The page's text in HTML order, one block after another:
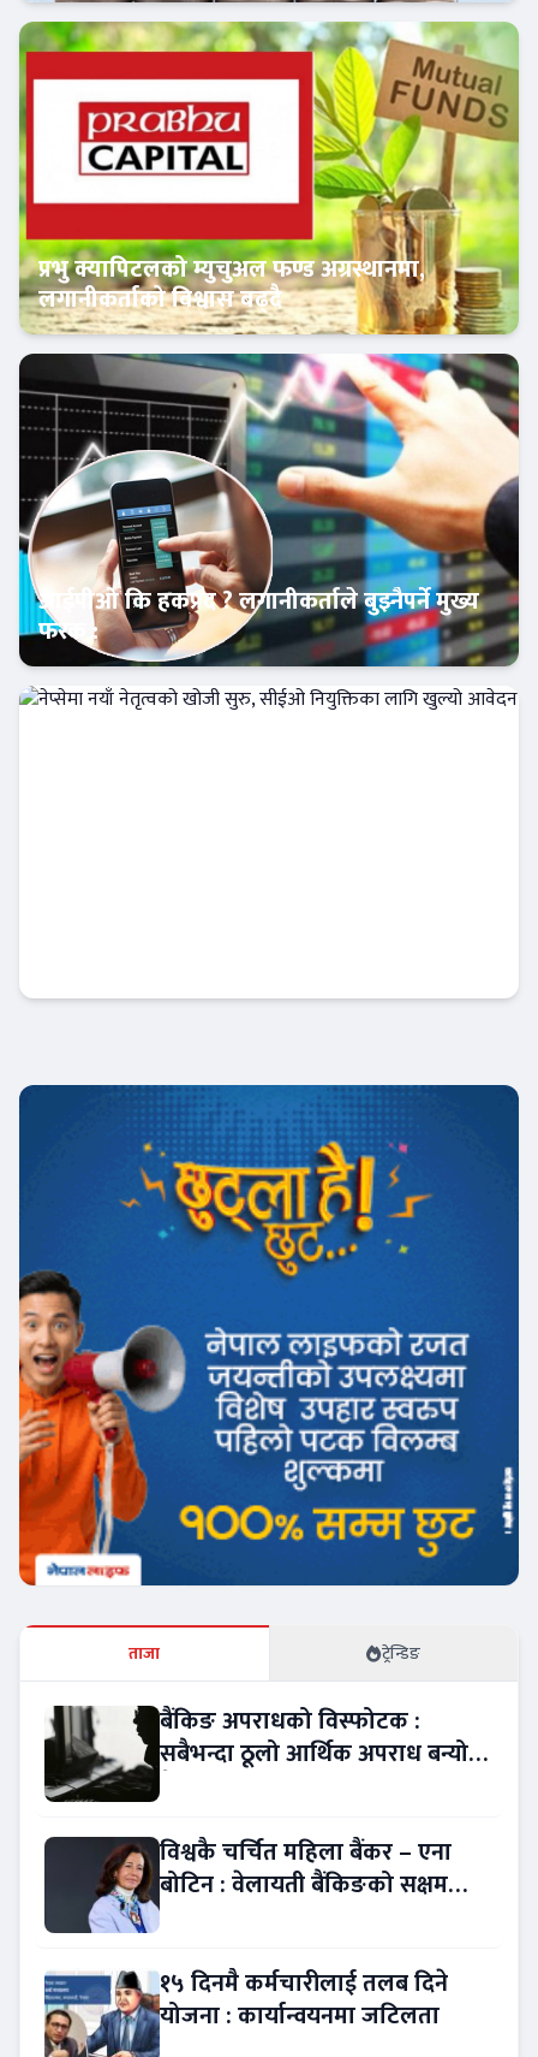
क्यापिटल मार्केट
Banner News
प्रभु क्यापिटलको म्युचुअल फण्ड अग्रस्थानमा,
लगानीकर्ताको विश्वास बढ्दै
क्यापिटल मार्केट
आईपीओ कि हकप्रद ? लगानीकर्ताले बुझ्नैपर्ने मुख्य
फरक :
ताजा ट्रेन्डिङ
बैंकिङ अपराधको विस्फोटक :
सबैभन्दा ठूलो आर्थिक अपराध बन्यो
विश्वकै चर्चित महिला बैंकर – एना
बोटिन : वेलायती बैंकिङको सक्षम
१५ दिनमै कर्मचारीलाई तलब दिने
योजना : कार्यान्वयनमा जटिलता